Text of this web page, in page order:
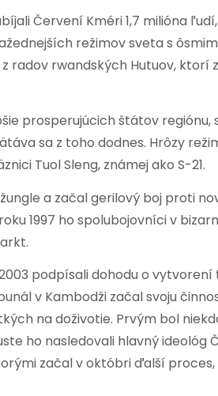
Červení Kméri 1,7 milióna
režimov sveta s
radov rwandských Hutuov, ktorí
prosperujúcich štátov
sa z toho dodnes. Hrôzy
Tuol Sleng, známej ako S-21.
a začal gerilový boj proti
1997 ho spolubojovníci v
podpísali dohodu o
v Kambodži začal svoju
na doživotie. Prvým bol
ho nasledovali hlavný ideológ
začal v októbri ďalší